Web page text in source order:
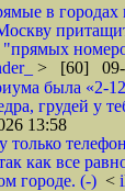
в
> [60] 09-
была «2-
грудей у
13:58
только
так как все
городе. (-) <